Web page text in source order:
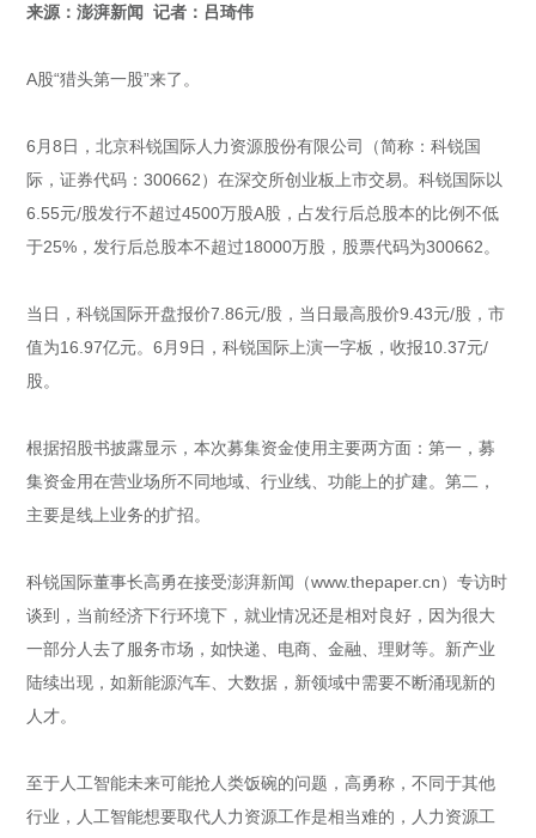
来源：澎湃新闻 记者：吕琦伟
A股“猎头第一股”来了。
6月8日，北京科锐国际人力资源股份有限公司（简称：科锐国
际，证券代码：300662）在深交所创业板上市交易。科锐国际以
6.55元/股发行不超过4500万股A股，占发行后总股本的比例不低
于25%，发行后总股本不超过18000万股，股票代码为300662。
当日，科锐国际开盘报价7.86元/股，当日最高股价9.43元/股，市
值为16.97亿元。6月9日，科锐国际上演一字板，收报10.37元/
股。
根据招股书披露显示，本次募集资金使用主要两方面：第一，募
集资金用在营业场所不同地域、行业线、功能上的扩建。第二，
主要是线上业务的扩招。
科锐国际董事长高勇在接受澎湃新闻（www.thepaper.cn）专访时
谈到，当前经济下行环境下，就业情况还是相对良好，因为很大
一部分人去了服务市场，如快递、电商、金融、理财等。新产业
陆续出现，如新能源汽车、大数据，新领域中需要不断涌现新的
人才。
至于人工智能未来可能抢人类饭碗的问题，高勇称，不同于其他
行业，人工智能想要取代人力资源工作是相当难的，人力资源工